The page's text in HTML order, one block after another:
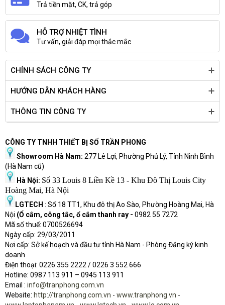
Trả tiền mặt, CK, trả góp
HỖ TRỢ NHIỆT TÌNH
Tư vấn, giải đáp mọi thắc mắc
CHÍNH SÁCH CÔNG TY
HƯỚNG DẪN KHÁCH HÀNG
THÔNG TIN CÔNG TY
CÔNG TY TNHH THIẾT BỊ SỐ TRẦN PHONG
Showroom Hà Nam: 277 Lê Lợi, Phường Phủ Lý, Tỉnh Ninh Bình
(Hà Nam cũ)
Hà Nội: Số 33 Louis 8 Liền Kề 13 - Khu Đô Thị Louis City
Hoàng Mai, Hà Nội
LGTECH : Số 18 TT1, Khu đô thị Ao Sào, Phường Hoàng Mai, Hà
Nội (Ổ cắm, công tắc, ổ cắm thanh ray - 0982 55 7272
Mã số thuế: 0700526694
Ngày cấp: 29/03/2011
Nơi cấp: Sở kế hoạch và đầu tư tỉnh Hà Nam - Phòng Đăng ký kinh
doanh
Điện thoại: 0226 355 2222 / 0226 3 552 666
Hotine: 0987 113 911 – 0945 113 911
Email : info@tranphong.com.vn
Website: http://tranphong.com.vn - www.tranphong.vn -